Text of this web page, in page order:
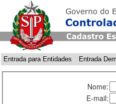
Entrada para Entidades Entrada
Nome:
E-mail: